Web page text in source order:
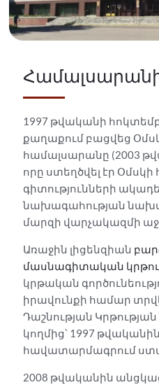
1997 թվականի
քաղաքում բացվեց
համալսարանը (2003
որը ստեղծվել էր
գիտությունների
նախագահության
մարզի վարչակազմի
Առաջին լիցենզիան
մասնագիտական
կրթական
իրավունքի համար
Դաշնության
կողմից՝ 1997
հավատարմագրում
2008 թվականին